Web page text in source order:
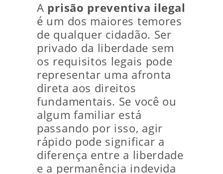
A prisão preventiva ilegal
é um dos maiores temores
de qualquer cidadão. Ser
privado da liberdade sem
os requisitos legais pode
representar uma afronta
direta aos direitos
fundamentais. Se você ou
algum familiar está
passando por isso, agir
rápido pode significar a
diferença entre a liberdade
e a permanência indevida